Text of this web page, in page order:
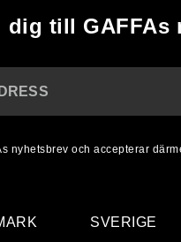
dig till GAFFAs
nyhetsbrev och accepterar
SVERIGE